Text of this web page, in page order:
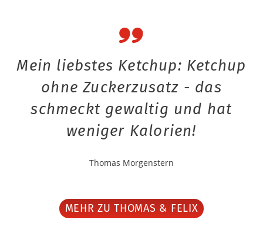
Mein liebstes Ketchup: Ketchup
ohne Zuckerzusatz - das
schmeckt gewaltig und hat
weniger Kalorien!
Thomas Morgenstern
MEHR ZU THOMAS & FELIX